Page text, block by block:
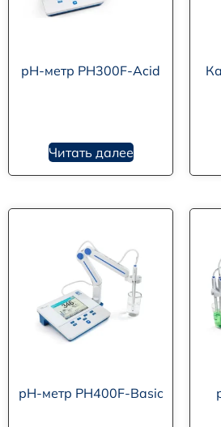
рН-метр PH300F-Acid
Читать далее
рН-метр PH400F-Basic